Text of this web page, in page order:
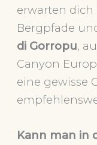
erwarten
Bergpfade
di Gorropu,
Canyon
eine gewisse
Kann man in